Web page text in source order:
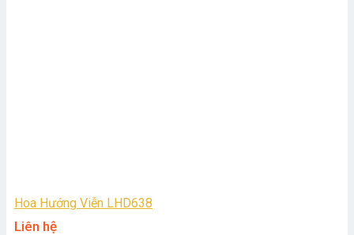
Hoa Hướng Viễn LHD638
Liên hệ